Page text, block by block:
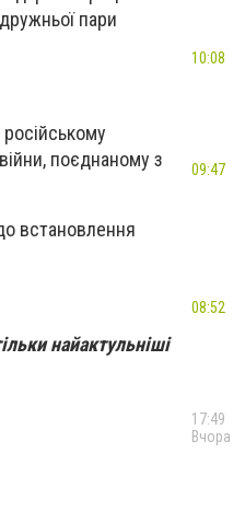
пари
поєднаному з
встановлення
найактульніші
10:08
09:47
08:52
17:49
Вчора